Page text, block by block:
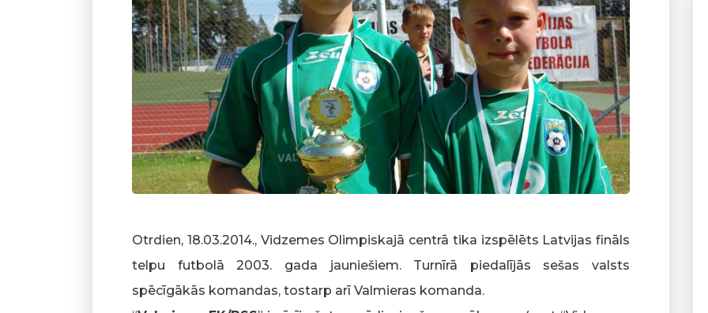
Otrdien, 18.03.2014., Vidzemes Olimpiskajā centrā tika izspēlēts Latvijas fināls
telpu futbolā 2003. gada jauniešiem. Turnīrā piedalījās sešas valsts
spēcīgākās komandas, tostarp arī Valmieras komanda.